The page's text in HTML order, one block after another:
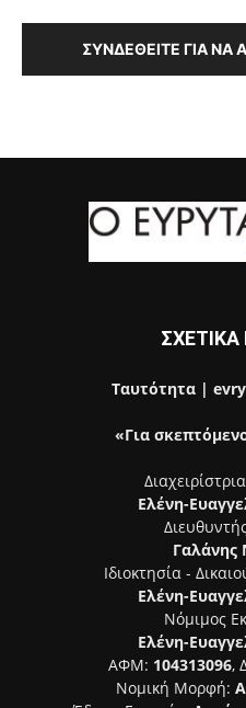
ΣΥΝΔΕΘΕΊΤΕ ΓΙΑ ΝΑ
Ταυτότητα |
«Για
Ελένη-
Γαλάνης
Ιδιοκτησία -
Ελένη-
Νόμιμος
Ελένη-
ΑΦΜ: 104313096,
Νομική Μορφή: